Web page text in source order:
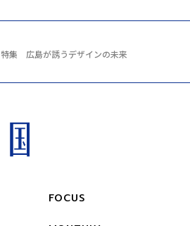
特集 広島が誘うデザインの未来
FOCUS